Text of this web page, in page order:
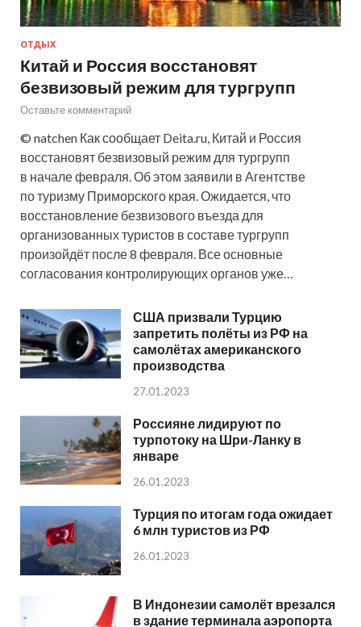
ОТДЫХ
Китай и Россия восстановят
безвизовый режим для тургрупп
Оставьте комментарий
© natchen Как сообщает Deita.ru, Китай и Россия
восстановят безвизовый режим для тургрупп
в начале февраля. Об этом заявили в Агентстве
по туризму Приморского края. Ожидается, что
восстановление безвизового въезда для
организованных туристов в составе тургрупп
произойдёт после 8 февраля. Все основные
согласования контролирующих органов уже…
США призвали Турцию
запретить полёты из РФ на
самолётах американского
производства
27.01.2023
Россияне лидируют по
турпотоку на Шри-Ланку в
январе
26.01.2023
Турция по итогам года ожидает
6 млн туристов из РФ
26.01.2023
В Индонезии самолёт врезался
в здание терминала аэропорта